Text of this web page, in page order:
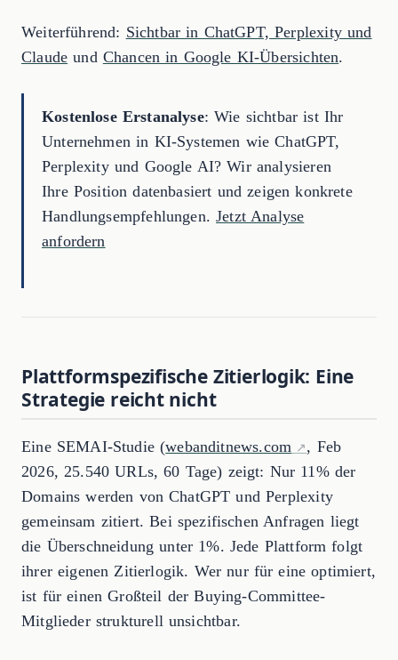
Weiterführend: Sichtbar in ChatGPT, Perplexity und
Claude und Chancen in Google KI-Übersichten.
Kostenlose Erstanalyse: Wie sichtbar ist Ihr
Unternehmen in KI-Systemen wie ChatGPT,
Perplexity und Google AI? Wir analysieren
Ihre Position datenbasiert und zeigen konkrete
Handlungsempfehlungen.Jetzt Analyse
anfordern
Plattformspezifische Zitierlogik: Eine
Strategie reicht nicht
Eine SEMAI-Studie (webanditnews.com
, Feb
2026, 25.540 URLs, 60 Tage) zeigt: Nur 11% der
Domains werden von ChatGPT und Perplexity
gemeinsam zitiert. Bei spezifischen Anfragen liegt
die Überschneidung unter 1%. Jede Plattform folgt
ihrer eigenen Zitierlogik. Wer nur für eine optimiert,
ist für einen Großteil der Buying-Committee-
Mitglieder strukturell unsichtbar.